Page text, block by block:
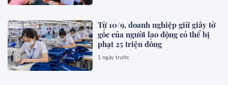
Từ 10/9, doanh nghiệp giữ giấy tờ
gốc của người lao động có thể bị
phạt 25 triệu đồng
1 ngày trước